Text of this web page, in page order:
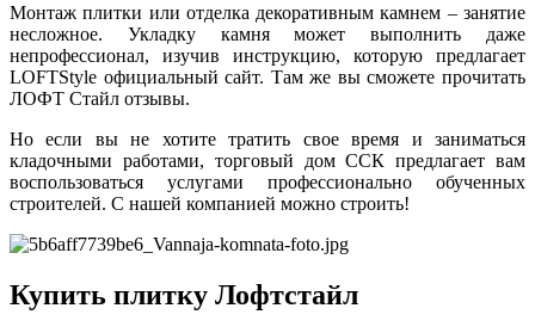
Монтаж плитки или отделка декоративным камнем – занятие
несложное. Укладку камня может выполнить даже
непрофессионал, изучив инструкцию, которую предлагает
LOFTStyle официальный сайт. Там же вы сможете прочитать
ЛОФТ Стайл отзывы.
Но если вы не хотите тратить свое время и заниматься
кладочными работами, торговый дом ССК предлагает вам
воспользоваться услугами профессионально обученных
строителей. С нашей компанией можно строить!
Купить плитку Лофтстайл